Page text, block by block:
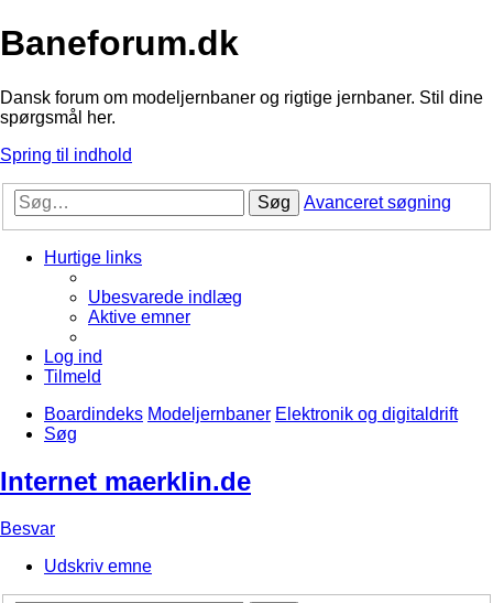
Baneforum.dk
Dansk forum om modeljernbaner og rigtige jernbaner. Stil dine
spørgsmål her.
Spring til indhold
Søg Avanceret søgning
Hurtige links
Ubesvarede indlæg
Aktive emner
Log ind
Tilmeld
Boardindeks Modeljernbaner Elektronik og digitaldrift
Søg
Internet maerklin.de
Besvar
Udskriv emne